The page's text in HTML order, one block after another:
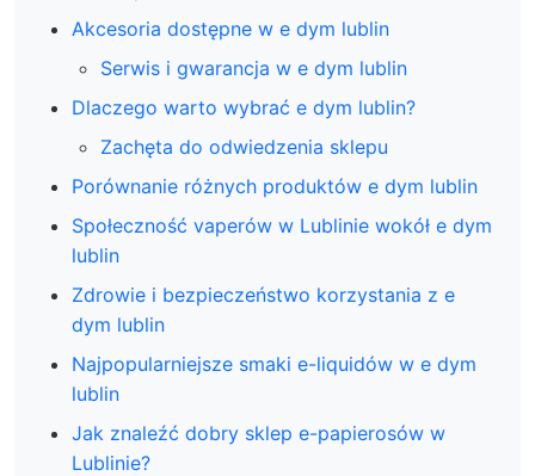
Akcesoria dostępne w e dym lublin
Serwis i gwarancja w e dym lublin
Dlaczego warto wybrać e dym lublin?
Zachęta do odwiedzenia sklepu
Porównanie różnych produktów e dym lublin
Społeczność vaperów w Lublinie wokół e dym
lublin
Zdrowie i bezpieczeństwo korzystania z e
dym lublin
Najpopularniejsze smaki e-liquidów w e dym
lublin
Jak znaleźć dobry sklep e-papierosów w
Lublinie?